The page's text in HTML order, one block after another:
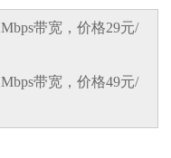
带宽，价格29元/
带宽，价格49元/